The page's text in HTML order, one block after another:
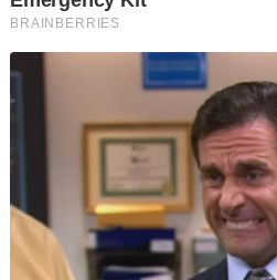
sebarang rancangan sebegitu
seluruh rantau ini.
Sebagai tindak balas terhadap
Arab meluluskan pelan pembinaan
AS$53 bilion yang diketuai Mesir
pemindahan penduduk Palestin
Menteri-Menteri luar Arab pada